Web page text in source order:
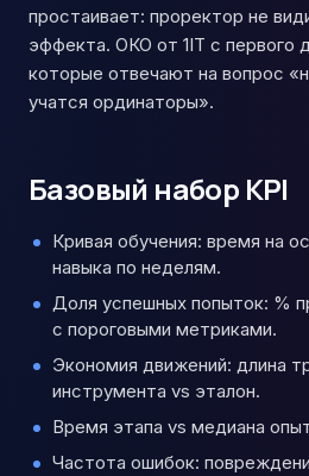
простаивает: проректор не
эффекта. ОКО от 1IT с первого
которые отвечают на вопрос
учатся ординаторы».
Базовый набор KPI
Кривая обучения: время на
навыка по неделям.
Доля успешных попыток: %
с пороговыми метриками.
Экономия движений: длина
инструмента vs эталон.
Время этапа vs медиана
Частота ошибок: